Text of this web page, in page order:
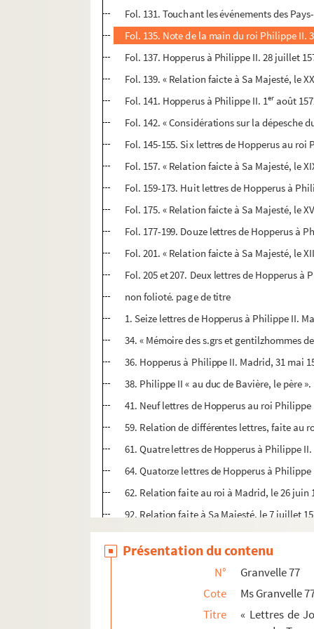
Fol. 131. Touchant les événements des
Fol. 135. Note de la main du roi Philippe II.
Fol. 137. Hopperus à Philippe II. 28 juillet
Fol. 139. « Relation faicte à Sa Majesté, le
Fol. 141. Hopperus à Philippe II. 1er août
Fol. 142. « Considérations sur la dépesche
Fol. 145-155. Six lettres de Hopperus au roi
Fol. 157. « Relation faicte à Sa Majesté, le
Fol. 159-173. Huit lettres de Hopperus à
Fol. 175. « Relation faicte à Sa Majesté, le
Fol. 177-199. Douze lettres de Hopperus à
Fol. 201. « Relation faicte à Sa Majesté, le
Fol. 205 et 207. Deux lettres de Hopperus à
non folioté. page de titre
1. Seize lettres de Hopperus à Philippe II.
34. « Mémoire des s.grs et gentilzhommes
36. Hopperus à Philippe II. Madrid, 31 mai
38. Philippe II « au duc de Bavière, le père ».
41. Neuf lettres de Hopperus au roi
59. Relation de différentes lettres, faite au
61. Quatre lettres de Hopperus à Philippe
64. Quatorze lettres de Hopperus à
62. Relation faite au roi à Madrid, le 26 juin
92. Relation faite à Sa Majesté, le 7 juillet
93. Sommaires de lettres pour Angleterre,
95. Huit lettres de Hopperus à Philippe II. 8
111. « Relation faicte à Sa Majesté, le
113. Neuf lettres de Hopperus au roi
131. Touchant les événements des Pays-
Présentation du contenu
N°
Granvelle 77
Cote
Ms Granvelle
Titre
« Lettres de